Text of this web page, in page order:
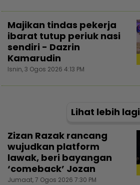
Majikan tindas pekerja
ibarat tutup periuk nasi
sendiri - Dazrin
Kamarudin
Isnin, 3 Ogos 2026 4:13 PM
Lihat lebih lagi
Zizan Razak rancang
wujudkan platform
lawak, beri bayangan
‘comeback’ Jozan
Jumaat, 7 Ogos 2026 7:30 PM